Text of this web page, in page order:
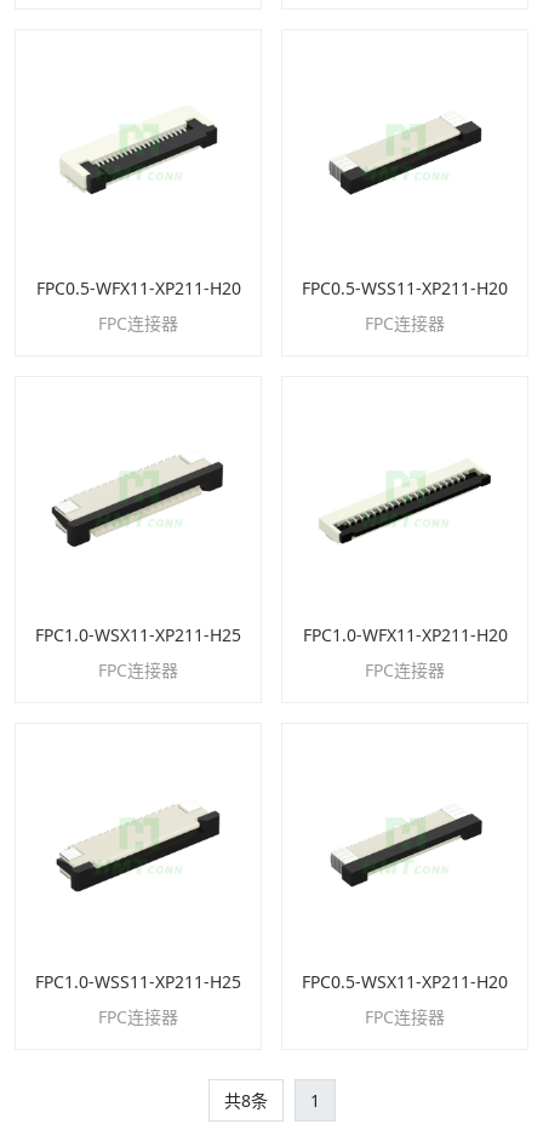
FPC0.5-WFX11-XP211-H20
FPC连接器
FPC0.5-WSS11-XP211-H20
FPC连接器
FPC1.0-WSX11-XP211-H25
FPC连接器
FPC1.0-WFX11-XP211-H20
FPC连接器
FPC1.0-WSS11-XP211-H25
FPC连接器
FPC0.5-WSX11-XP211-H20
FPC连接器
共8条 1